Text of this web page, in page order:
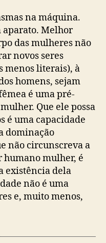
na máquina.
aparato. Melhor
das mulheres não
novos seres
menos literais), à
homens, sejam
é uma pré-
Que ele possa
é uma capacidade
dominação
não circunscreva a
humano mulher, é
existência dela
não é uma
e, muito menos,